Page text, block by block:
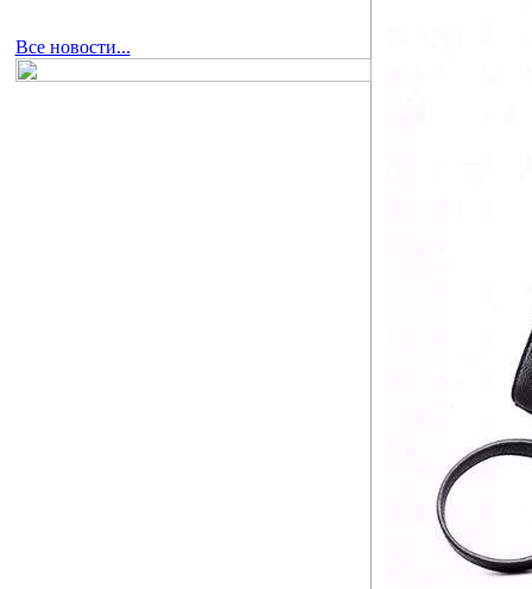
Все новости...